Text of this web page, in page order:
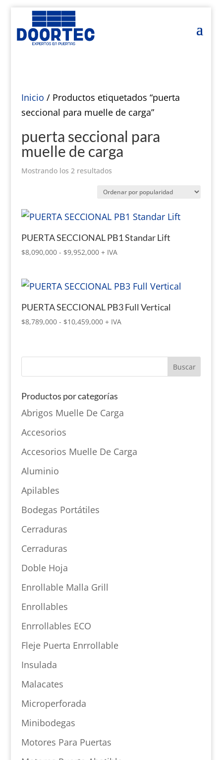
Inicio / Productos etiquetados “puerta
seccional para muelle de carga”
puerta seccional para
muelle de carga
Mostrando los 2 resultadosOrdenado
PUERTA SECCIONAL PB1 Standar Lift
$8,090,000 - $9,952,000Rango
desde
hasta
$9,952,000
+ IVA
PUERTA SECCIONAL PB3 Full Vertical
$8,789,000 - $10,459,000Rango
desde
hasta
+ IVA
Productos por categorías
Abrigos Muelle De Carga
Accesorios
Accesorios Muelle De Carga
Aluminio
Apilables
Bodegas Portátiles
Cerraduras
Cerraduras
Doble Hoja
Enrollable Malla Grill
Enrollables
Enrrollables ECO
Fleje Puerta Enrrollable
Insulada
Malacates
Microperforada
Minibodegas
Motores Para Puertas